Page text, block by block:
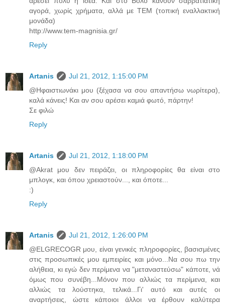
αγορά, χωρίς χρήματα, αλλά με ΤΕΜ (τοπική εναλλακτική
μονάδα)
http://www.tem-magnisia.gr/
Reply
Artanis
Jul 21, 2012, 1:15:00 PM
@Ηφαιστιωνάκι μου (ξέχασα να σου απαντήσω νωρίτερα),
καλά κάνεις! Και αν σου αρέσει καμιά φωτό, πάρτην!
Σε φιλώ
Reply
Artanis
Jul 21, 2012, 1:18:00 PM
@Αkrat μου δεν πειράζει, οι πληροφορίες θα είναι στο
μπλογκ, και όπου χρειαστούν..., και όποτε...
:)
Reply
Artanis
Jul 21, 2012, 1:26:00 PM
@ELGRECOGR μου, είναι γενικές πληροφορίες, βασισμένες
στις προσωπικές μου εμπειρίες και μόνο...Να σου πω την
αλήθεια, κι εγώ δεν περίμενα να "μεταναστεύσω" κάποτε, νά
όμως που συνέβη...Μόνον που αλλιώς τα περίμενα, και
αλλιώς τα λούστηκα, τελικά...Γι' αυτό και αυτές οι
αναρτήσεις, ώστε κάποιοι άλλοι να έρθουν καλύτερα